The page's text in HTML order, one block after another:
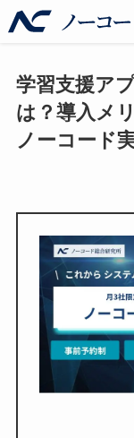
学習支援ア
は？導入メ
ノーコード